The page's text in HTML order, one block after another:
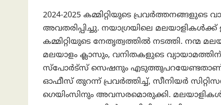
2024-2025 കമ്മിറ്റിയുടെ പ്രവർത്തനങ്ങളുടെ
അവതരിപ്പിച്ചു. നയാഗ്രയിലെ
കമ്മിറ്റിയുടെ നേതൃത്വത്തിൽ നടത്തി. നന്മ
മലയാളം ക്ലാസും, വനിതകളുടെ
സ്പോർട്സ് സെഷനും എടുത്തുപറയേണ്ടതാണ്.
ഓഫീസ് തുറന്ന് പ്രവർത്തിച്ച്, സീനിയർ
ഗെയിംസിനും അവസരമൊരുക്കി.